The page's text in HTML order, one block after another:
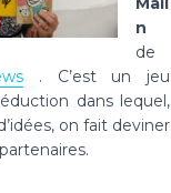
n
de
. C’est un jeu
dans lequel,
on fait deviner